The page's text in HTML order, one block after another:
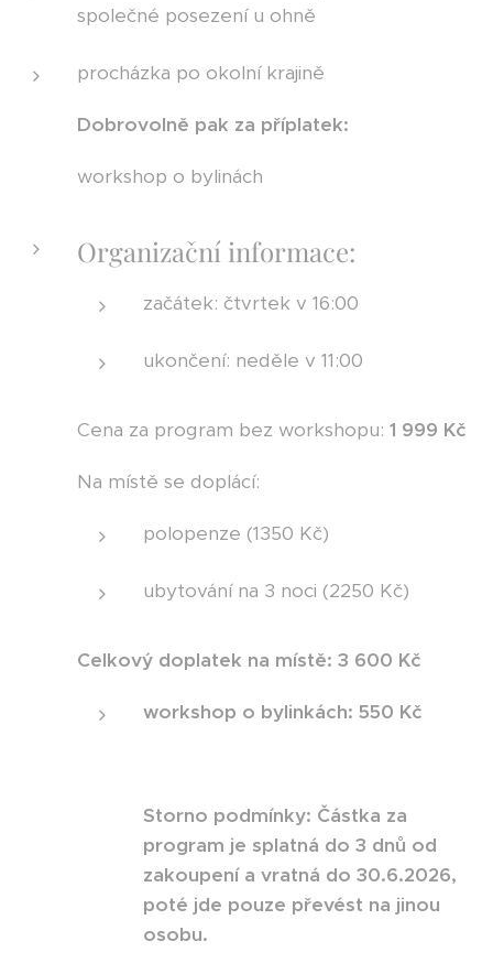
společné posezení u ohně
procházka po okolní krajině
Dobrovolně pak za příplatek:
workshop o bylinách
Organizační informace:
začátek: čtvrtek v 16:00
ukončení: neděle v 11:00
Cena za program bez workshopu: 1 999 Kč
Na místě se doplácí:
polopenze (1350 Kč)
ubytování na 3 noci (2250 Kč)
Celkový doplatek na místě: 3 600 Kč
workshop o bylinkách: 550 Kč
Storno podmínky: Částka za
program je splatná do 3 dnů od
zakoupení a vratná do 30.6.2026,
poté jde pouze převést na jinou
osobu.